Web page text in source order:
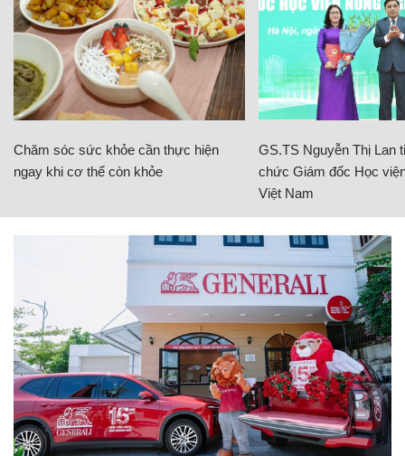
Chăm sóc sức khỏe cần thực hiện
ngay khi cơ thể còn khỏe
GS.TS Nguyễn Thị Lan
chức Giám đốc Học
Việt Nam